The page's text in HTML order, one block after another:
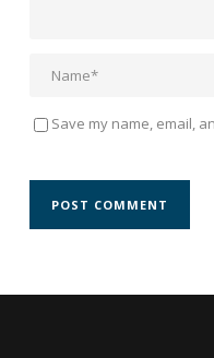
Save my name, email,